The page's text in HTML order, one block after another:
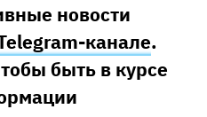
новости
канале.
быть в курсе